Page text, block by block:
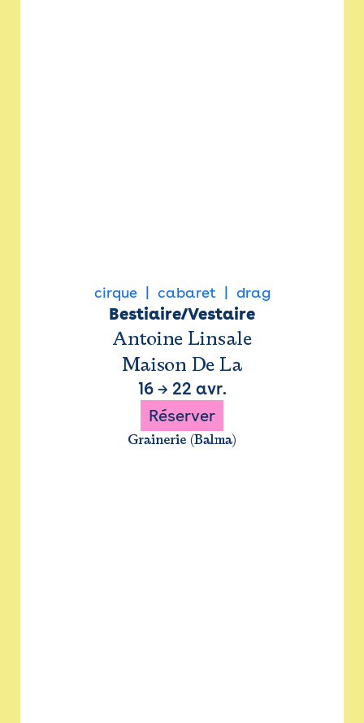
cirque cabaret drag
Bestiaire/Vestaire
Antoine Linsale
Maison De La
16→ 22 avr.
Réserver
Grainerie (Balma)